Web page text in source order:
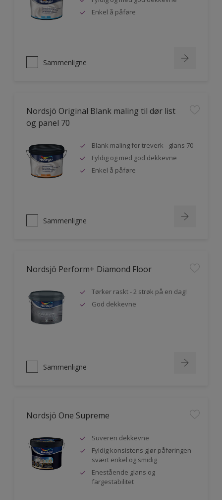
Enkel å påføre
Sammenligne
Nordsjö Original Blank maling til dør list
og panel 70
Blank maling for treverk - glans 70
Fyldig og med god dekkevne
Enkel å påføre
Sammenligne
Nordsjö Perform+ Diamond Floor
Tørker raskt - 2 strøk på en dag!
God dekkevne
Sammenligne
Nordsjö One Supreme
Suveren dekkevne
Fyldig konsistens gjør påføringen
svært enkel og smidig
Enestående glans og
fargestabilitet